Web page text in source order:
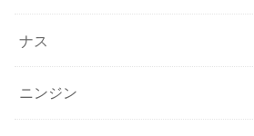
ナス
ニンジン